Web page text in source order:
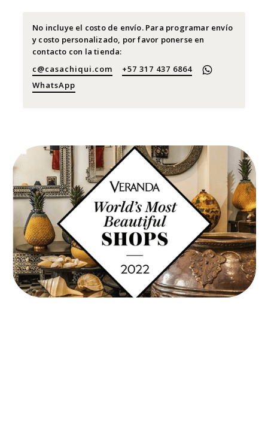
No incluye el costo de envío. Para programar envío
y costo personalizado, por favor ponerse en
contacto con la tienda:
c@casachiqui.com
+57 317 437 6864
WhatsApp